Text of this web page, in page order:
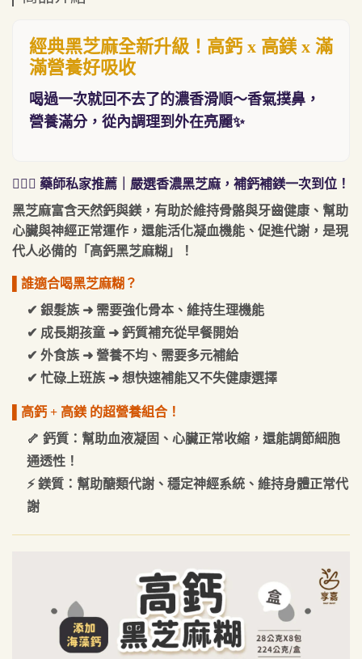
經典黑芝麻全新升級！高鈣 x 高鎂 x 滿
滿營養好吸收
喝過一次就回不去了的濃香滑順～香氣撲鼻，
營養滿分，從內調理到外在亮麗✨
👩🏻‍⚕️ 藥師私家推薦｜嚴選香濃黑芝麻，補鈣補鎂一次到位！
黑芝麻富含天然鈣與鎂，有助於維持骨骼與牙齒健康、幫助
心臟與神經正常運作，還能活化凝血機能、促進代謝，是現
代人必備的「高鈣黑芝麻糊」！
▌誰適合喝黑芝麻糊？
✔ 銀髮族 ➜ 需要強化骨本、維持生理機能
✔ 成長期孩童 ➜ 鈣質補充從早餐開始
✔ 外食族 ➜ 營養不均、需要多元補給
✔ 忙碌上班族 ➜ 想快速補能又不失健康選擇
▌高鈣 + 高鎂 的超營養組合！
🦴 鈣質：幫助血液凝固、心臟正常收縮，還能調節細胞
通透性！
⚡ 鎂質：幫助醣類代謝、穩定神經系統、維持身體正常代
謝